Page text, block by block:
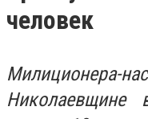
человек
Николаевщине